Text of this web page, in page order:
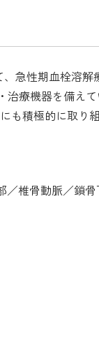
急性期血栓溶解
療機器を備え
積極的に取り組
椎骨動脈／鎖